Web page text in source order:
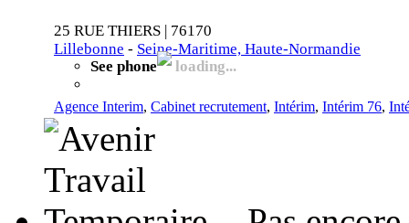
25 RUE THIERS | 76170
Lillebonne - Seine-Maritime, Haute-Normandie
See phone
loading...
Agence Interim, Cabinet recrutement, Intérim, Intérim 76,